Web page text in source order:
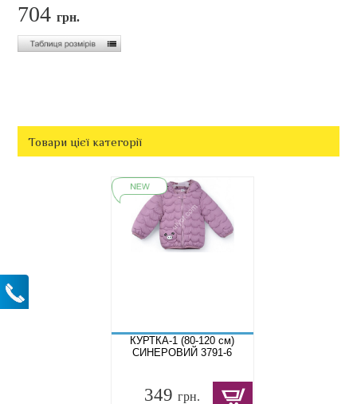
704грн.
Товари цієї категорії
КУРТКА-1 (80-120 см)
СИНЕРОВИЙ 3791-6
349 грн.